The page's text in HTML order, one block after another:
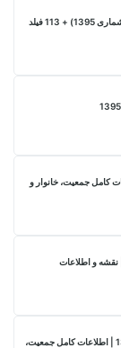
دانلود شیپ فایل بلوک‌های آماری شهر بابامنیر (سرشماری 1395) + 113 فیلد
کامل جمعیت، خانوار و
نقشه و اطلاعات
دانلود شیپ فایل بلوک‌های آماری شهر قطرویه 1395 | اطلاعات کامل جمعیت،